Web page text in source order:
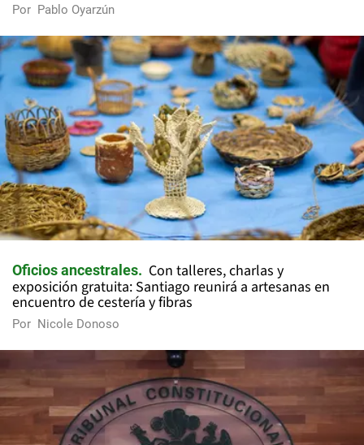
Por Pablo Oyarzún
Oficios ancestrales
Con talleres, charlas y
exposición gratuita: Santiago reunirá a artesanas en
encuentro de cestería y fibras
Por Nicole Donoso